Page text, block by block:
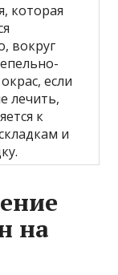
которая
вокруг
если
лечить,
к
и
на